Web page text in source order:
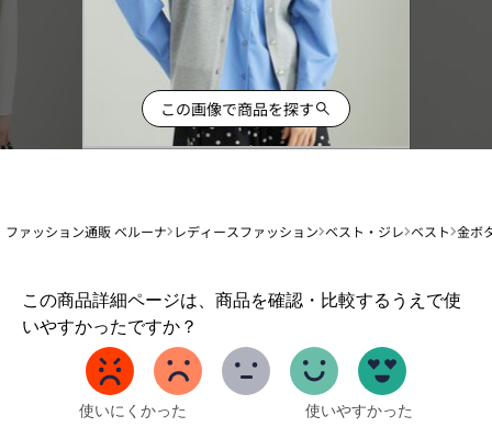
この画像で商品を探す
ファッション通販 ベルーナ レディースファッション ベスト・ジレ ベスト 金ボ
この商品詳細ページは、商品を確認・比較するうえで使
いやすかったですか？
1
か
使いにくかった 使いやすかった